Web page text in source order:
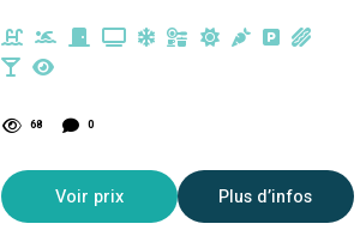
68 0
Voir prix Plus d’infos